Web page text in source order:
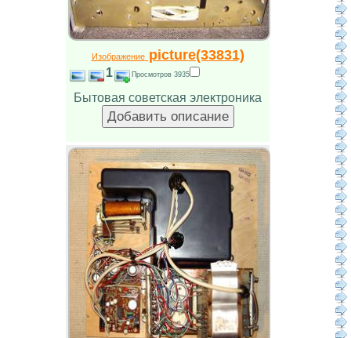
Изображениеpicture(33831)
1 Просмотров 3935
Бытовая советская электроника